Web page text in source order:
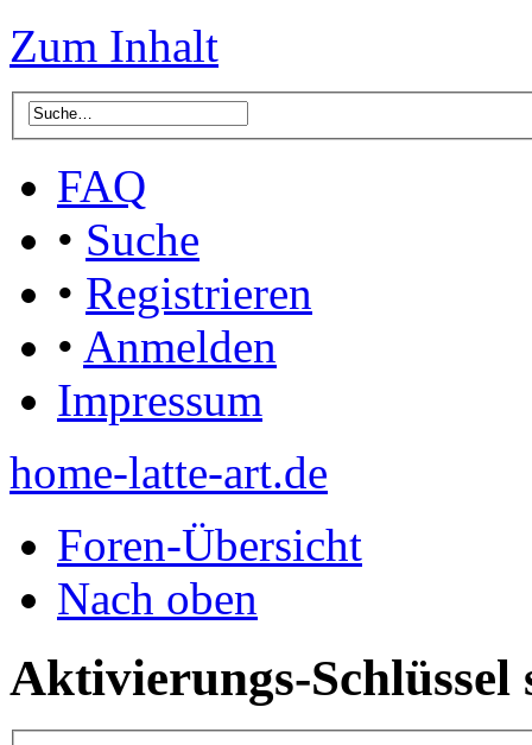
Zum Inhalt
FAQ
• Suche
• Registrieren
• Anmelden
Impressum
home-latte-art.de
Foren-Übersicht
Nach oben
Aktivierungs-Schlüssel